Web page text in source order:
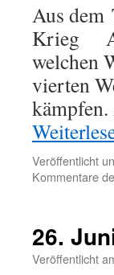
Aus
Krieg
welchen
vierten
Veröffentlicht
Kommentare
26.
Veröffentlicht